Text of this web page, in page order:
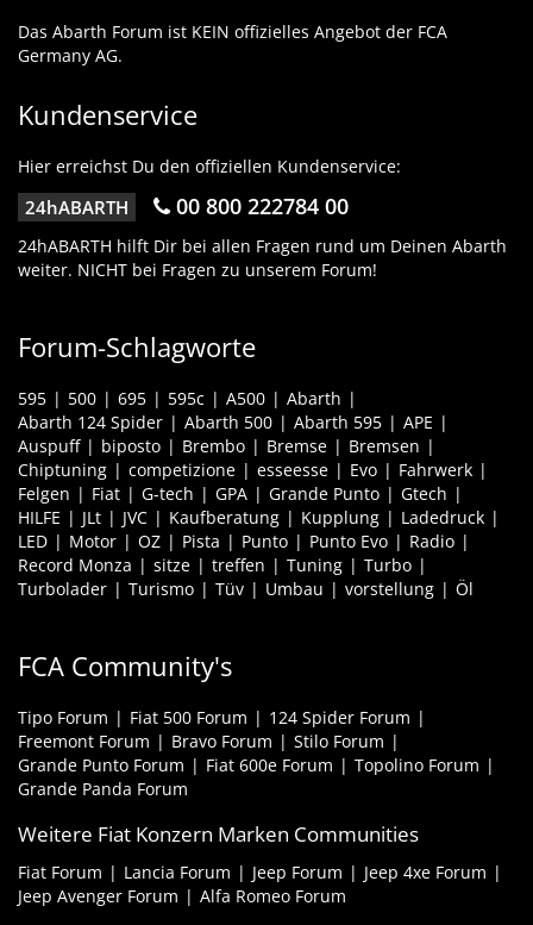
Das Abarth Forum ist KEIN offizielles Angebot der FCA
Germany AG.
Kundenservice
Hier erreichst Du den offiziellen Kundenservice:
24hABARTH 00 800 222784 00
24hABARTH hilft Dir bei allen Fragen rund um Deinen Abarth
weiter. NICHT bei Fragen zu unserem Forum!
Forum-Schlagworte
595 500 695 595c A500
Abarth
Abarth 124 Spider
Abarth 500 Abarth 595
APE
Auspuff
biposto Brembo Bremse
Bremsen
Chiptuning
competizione esseesse Evo
Fahrwerk
Felgen
Fiat G-tech GPA Grande Punto
Gtech
HILFE
JLt JVC Kaufberatung Kupplung
Ladedruck
LED
Motor OZ Pista Punto Punto Evo
Radio
Record Monza
sitze treffen Tuning
Turbo
Turbolader
Turismo Tüv Umbau vorstellung Öl
FCA Community's
Tipo Forum Fiat 500 Forum
124 Spider Forum
Freemont Forum
Bravo Forum
Stilo Forum
Grande Punto Forum
Fiat 600e Forum
Topolino Forum
Grande Panda Forum
Weitere Fiat Konzern Marken Communities
Fiat Forum Lancia Forum Jeep Forum
Jeep 4xe Forum
Jeep Avenger Forum
Alfa Romeo Forum